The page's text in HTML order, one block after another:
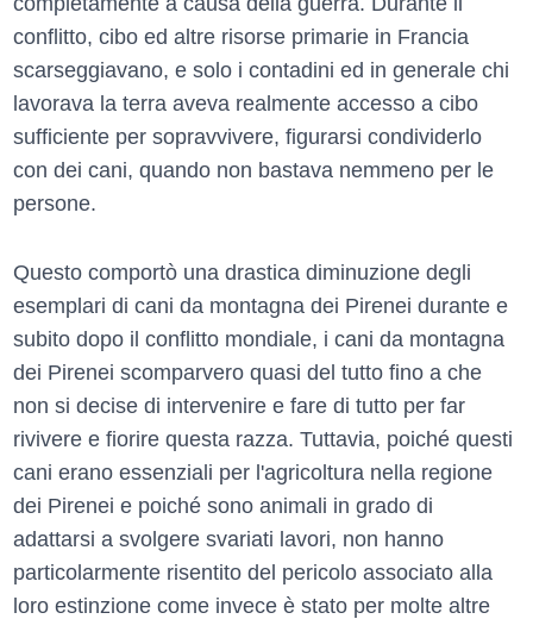
conflitto, cibo ed altre risorse primarie in Francia
scarseggiavano, e solo i contadini ed in generale chi
lavorava la terra aveva realmente accesso a cibo
sufficiente per sopravvivere, figurarsi condividerlo
con dei cani, quando non bastava nemmeno per le
persone.
Questo comportò una drastica diminuzione degli
esemplari di cani da montagna dei Pirenei durante e
subito dopo il conflitto mondiale, i cani da montagna
dei Pirenei scomparvero quasi del tutto fino a che
non si decise di intervenire e fare di tutto per far
rivivere e fiorire questa razza. Tuttavia, poiché questi
cani erano essenziali per l'agricoltura nella regione
dei Pirenei e poiché sono animali in grado di
adattarsi a svolgere svariati lavori, non hanno
particolarmente risentito del pericolo associato alla
loro estinzione come invece è stato per molte altre